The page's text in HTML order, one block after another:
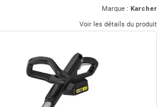
Marque : Karcher
Voir les détails du produit